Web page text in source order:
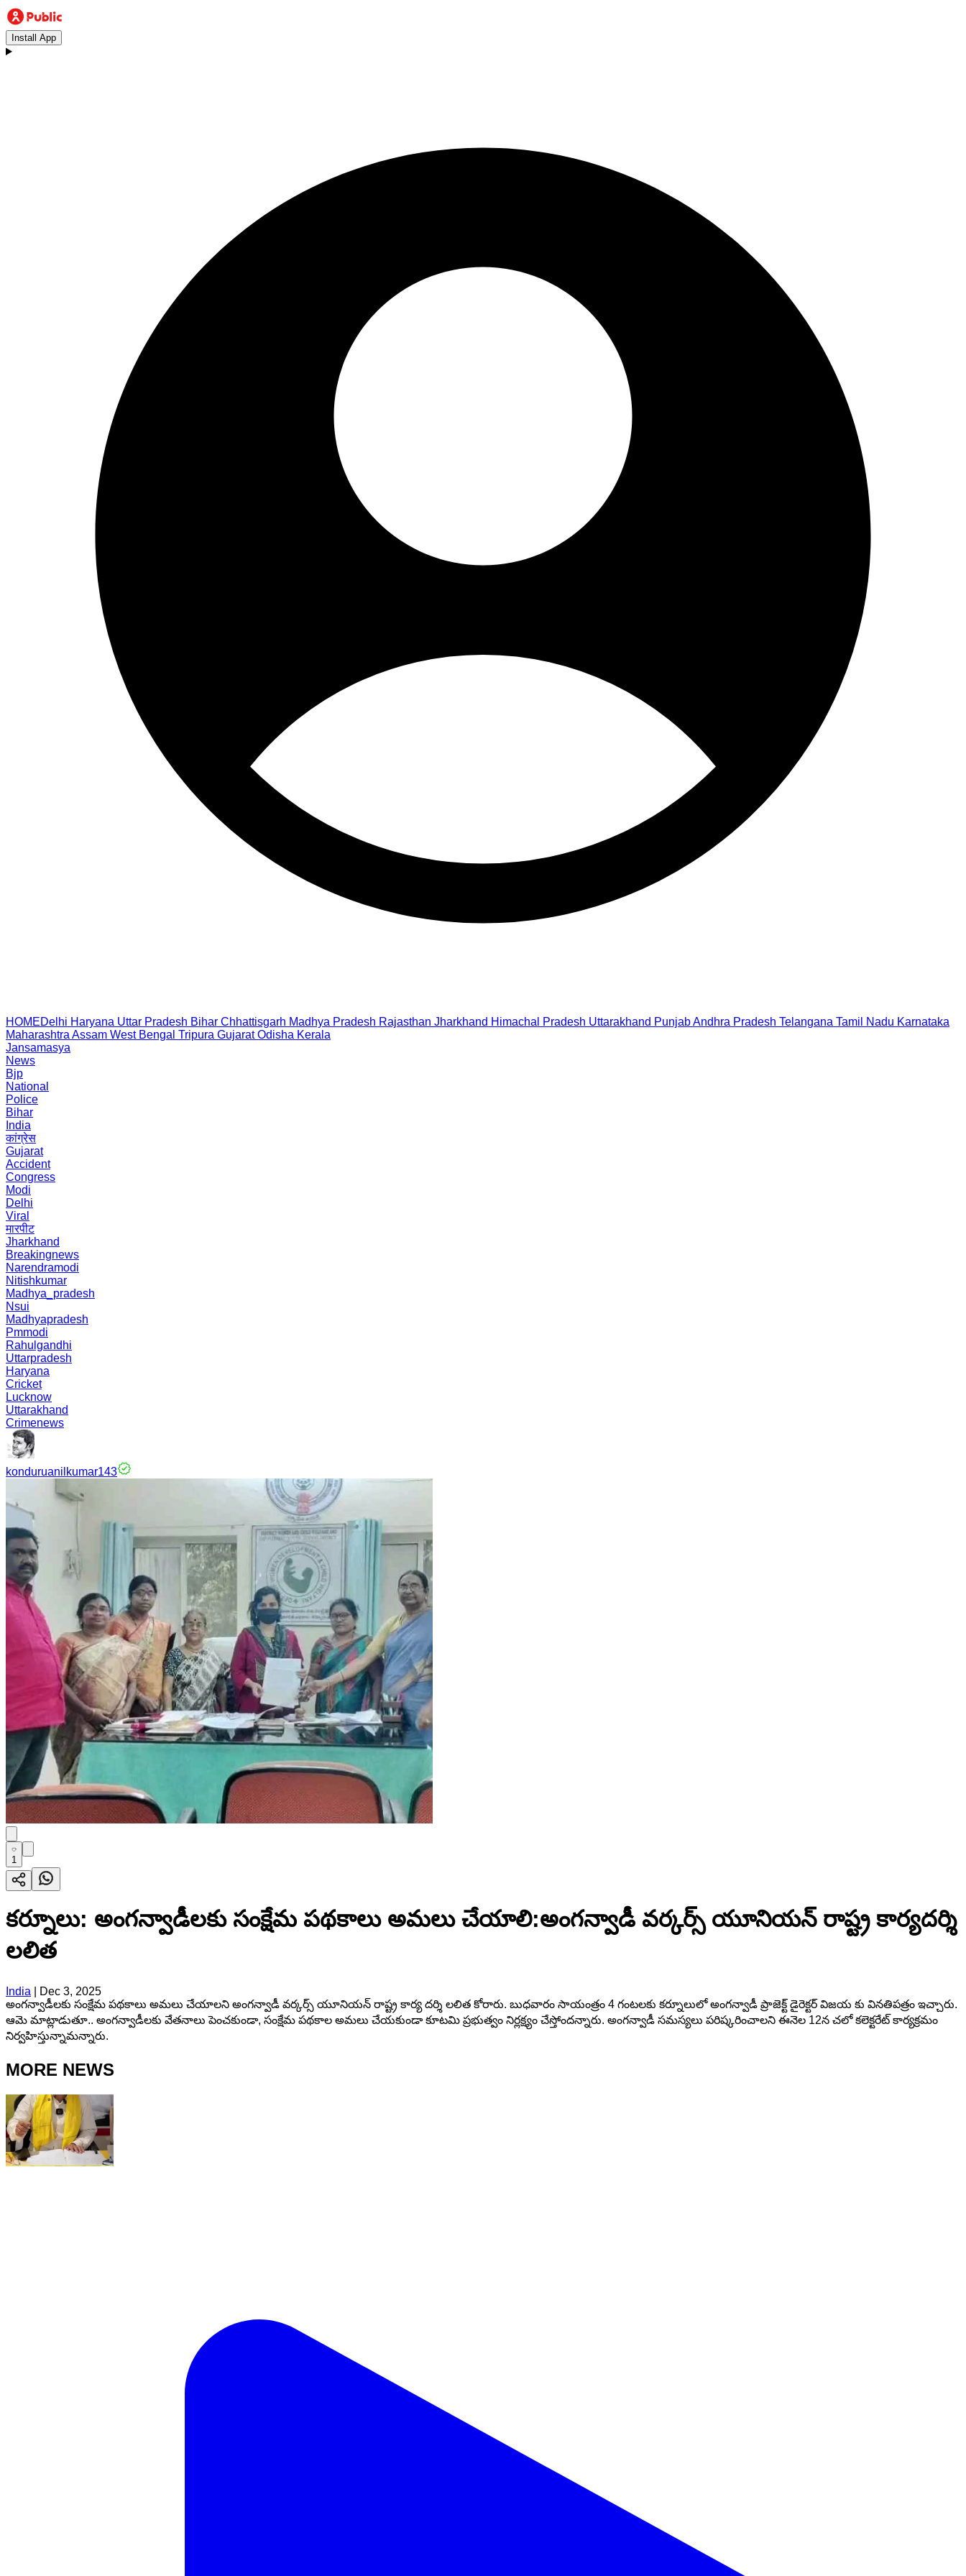
Install App
HOMEDelhi Haryana Uttar Pradesh Bihar Chhattisgarh Madhya Pradesh Rajasthan Jharkhand Himachal Pradesh Uttarakhand PunjabAndhra Pradesh Telangana Tamil Nadu Karnataka
Maharashtra Assam West Bengal Tripura Gujarat Odisha Kerala
Jansamasya
News
Bjp
National
Police
Bihar
India
कांग्रेस
Gujarat
Accident
Congress
Modi
Delhi
Viral
मारपीट
Jharkhand
Breakingnews
Narendramodi
Nitishkumar
Madhya_pradesh
Nsui
Madhyapradesh
Pmmodi
Rahulgandhi
Uttarpradesh
Haryana
Cricket
Lucknow
Uttarakhand
Crimenews
konduruanilkumar143
1
కర్నూలు: అంగన్వాడీలకు సంక్షేమ పథకాలు అమలు చేయాలి:అంగన్వాడీ వర్కర్స్ యూనియన్ రాష్ట్ర కార్యదర్శి
లలిత
India
Dec 3, 2025
అంగన్వాడీలకు సంక్షేమ పథకాలు అమలు చేయాలని అంగన్వాడీ వర్కర్స్ యూనియన్ రాష్ట్ర కార్య దర్శి లలిత కోరారు. బుధవారం సాయంత్రం 4 గంటలకు కర్నూలులో అంగన్వాడీ ప్రాజెక్ట్ డైరెక్టర్ విజయ కు వినతిపత్రం ఇచ్చారు.
ఆమె మాట్లాడుతూ.. అంగన్వాడీలకు వేతనాలు పెంచకుండా, సంక్షేమ పథకాల అమలు చేయకుండా కూటమి ప్రభుత్వం నిర్లక్ష్యం చేస్తోందన్నారు. అంగన్వాడీ సమస్యలు పరిష్కరించాలని ఈనెల 12న చలో కలెక్టరేట్ కార్యక్రమం
నిర్వహిస్తున్నామన్నారు.
MORE NEWS